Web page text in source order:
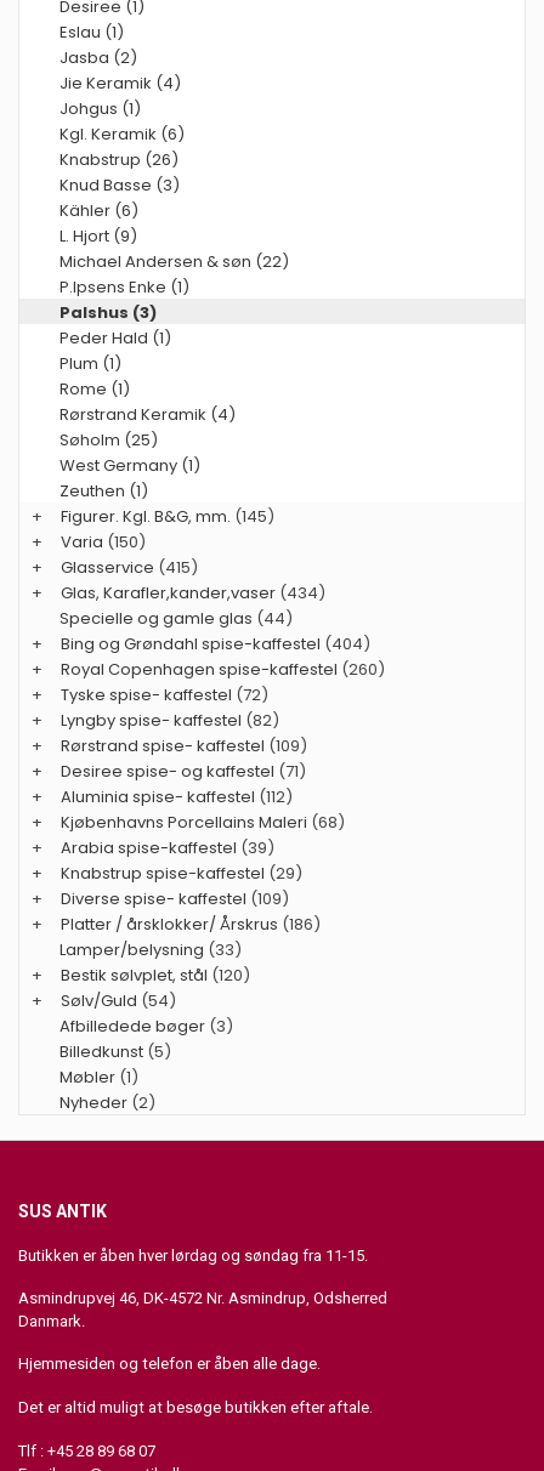
Desiree (1)
Eslau (1)
Jasba (2)
Jie Keramik (4)
Johgus (1)
Kgl. Keramik (6)
Knabstrup (26)
Knud Basse (3)
Kähler (6)
L. Hjort (9)
Michael Andersen & søn (22)
P.Ipsens Enke (1)
Palshus (3)
Peder Hald (1)
Plum (1)
Rome (1)
Rørstrand Keramik (4)
Søholm (25)
West Germany (1)
Zeuthen (1)
+
Figurer. Kgl. B&G, mm. (145)
+
Varia (150)
+
Glasservice (415)
+
Glas, Karafler,kander,vaser (434)
Specielle og gamle glas (44)
+
Bing og Grøndahl spise-kaffestel (404)
+
Royal Copenhagen spise-kaffestel (260)
+
Tyske spise- kaffestel (72)
+
Lyngby spise- kaffestel (82)
+
Rørstrand spise- kaffestel (109)
+
Desiree spise- og kaffestel (71)
+
Aluminia spise- kaffestel (112)
+
Kjøbenhavns Porcellains Maleri (68)
+
Arabia spise-kaffestel (39)
+
Knabstrup spise-kaffestel (29)
+
Diverse spise- kaffestel (109)
+
Platter / årsklokker/ Årskrus (186)
Lamper/belysning (33)
+
Bestik sølvplet, stål (120)
+
Sølv/Guld (54)
Afbilledede bøger (3)
Billedkunst (5)
Møbler (1)
Nyheder (2)
SUS ANTIK
Butikken er åben hver lørdag og søndag fra 11-15.
Asmindrupvej 46, DK-4572 Nr. Asmindrup, Odsherred
Danmark.
Hjemmesiden og telefon er åben alle dage.
Det er altid muligt at besøge butikken efter aftale.
Tlf : +45 28 89 68 07